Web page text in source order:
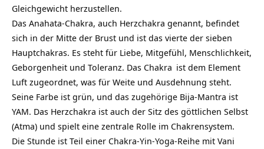
Gleichgewicht herzustellen.
Das Anahata-Chakra, auch Herzchakra genannt, befindet
sich in der Mitte der Brust und ist das vierte der sieben
Hauptchakras. Es steht für Liebe, Mitgefühl, Menschlichkeit,
Geborgenheit und Toleranz. Das Chakra ist dem Element
Luft zugeordnet, was für Weite und Ausdehnung steht.
Seine Farbe ist grün, und das zugehörige Bija-Mantra ist
YAM. Das Herzchakra ist auch der Sitz des göttlichen Selbst
(Atma) und spielt eine zentrale Rolle im Chakrensystem.
Die Stunde ist Teil einer Chakra-Yin-Yoga-Reihe mit Vani